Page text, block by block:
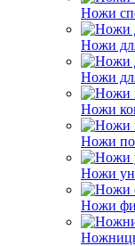
Ножи
Ножи
Ножи
Ножи
Ножи
Ножи
Ножи